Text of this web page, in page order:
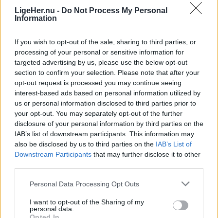
LigeHer.nu - Do Not Process My Personal
Information
If you wish to opt-out of the sale, sharing to third parties, or
processing of your personal or sensitive information for
targeted advertising by us, please use the below opt-out
section to confirm your selection. Please note that after your
opt-out request is processed you may continue seeing
interest-based ads based on personal information utilized by
us or personal information disclosed to third parties prior to
your opt-out. You may separately opt-out of the further
disclosure of your personal information by third parties on the
IAB’s list of downstream participants. This information may
also be disclosed by us to third parties on the IAB’s List of
Downstream Participants that may further disclose it to other
Personal Data Processing Opt Outs
I want to opt-out of the Sharing of my
personal data.
Herunder får man et overblik over, hvornår
Nordjylland.
laveste forekomst af demens blandt ældre
borgere i Danmark. Inden for regionen er der dog
Rebild Kommune har den højeste andel af borgere
med demens, mens Jammerbugt Kommune har
den laveste.
Det skriver FOA i en pressemeddelelse.
Samtidig advarer FOA om, at det stigende antal
borgere med demens lægger et voksende pres på
- På landets plejehjem lever omkring to ud af tre
beboere i dag med en demenssygdom. Det stiller
store krav til medarbejderne og udfordrer
Vis mere
Del artikel
Kategorier